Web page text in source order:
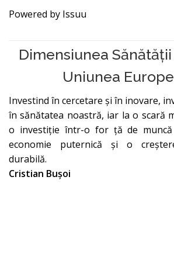
Powered by Issuu
Dimensiunea
Uniunea
Investind în cercetare și în inovare,
în sănătatea noastră, iar la o scară
o investiţie într-o for ţă de
economie puternică și o
durabilă.
Cristian Bușoi